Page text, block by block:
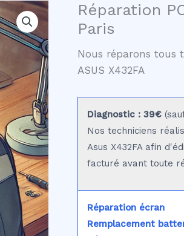
Réparation
Paris
Nous réparons tous
ASUS X432FA
Diagnostic : 39€
Nos techniciens
Asus X432FA afin
facturé avant toute
Réparation écran
Remplacement